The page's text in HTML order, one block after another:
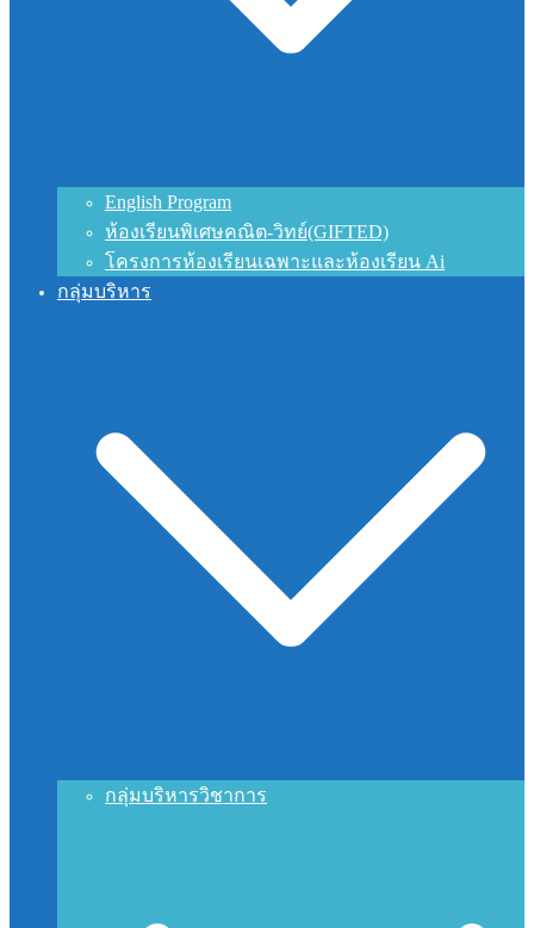
English Program
ห้องเรียนพิเศษคณิต-วิทย์(GIFTED)
โครงการห้องเรียนเฉพาะและห้องเรียน Ai
กลุ่มบริหาร
กลุ่มบริหารวิชาการ